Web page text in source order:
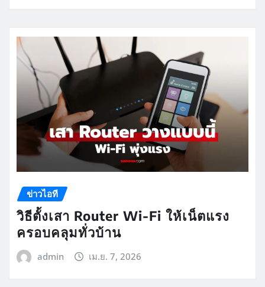
ข่าวไอที
วิธีตั้งเสา Router Wi-Fi ให้เน็ตแรง
ครอบคลุมทั่วบ้าน
admin เม.ย. 7, 2026